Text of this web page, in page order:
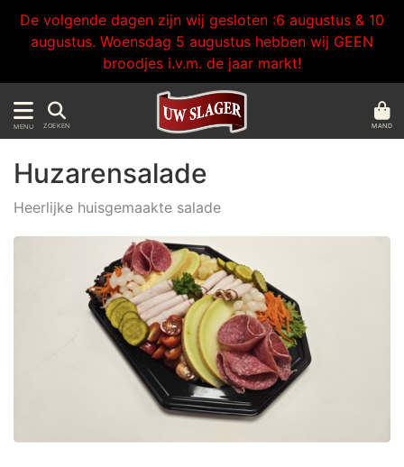
De volgende dagen zijn wij gesloten :6 augustus & 10
augustus. Woensdag 5 augustus hebben wij GEEN
broodjes i.v.m. de jaar markt!
MENU ZOEKEN MAND
Huzarensalade
Heerlijke huisgemaakte salade